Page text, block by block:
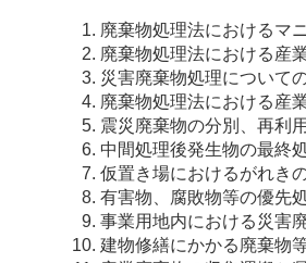
廃棄物処理法におけるマ
廃棄物処理法における産
災害廃棄物処理について
廃棄物処理法における産
震災廃棄物の分別、再利
中間処理後発生物の最終
仮置き場におけるがれき
有害物、腐敗物等の優先
事業用地内における災害
建物修繕にかかる廃棄物